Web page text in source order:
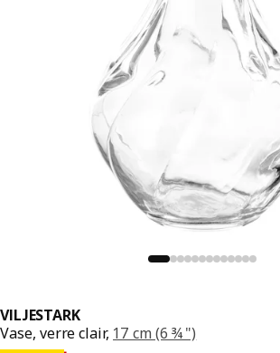
VILJESTARK
Vase, verre clair, 17 cm (6 ¾ ")